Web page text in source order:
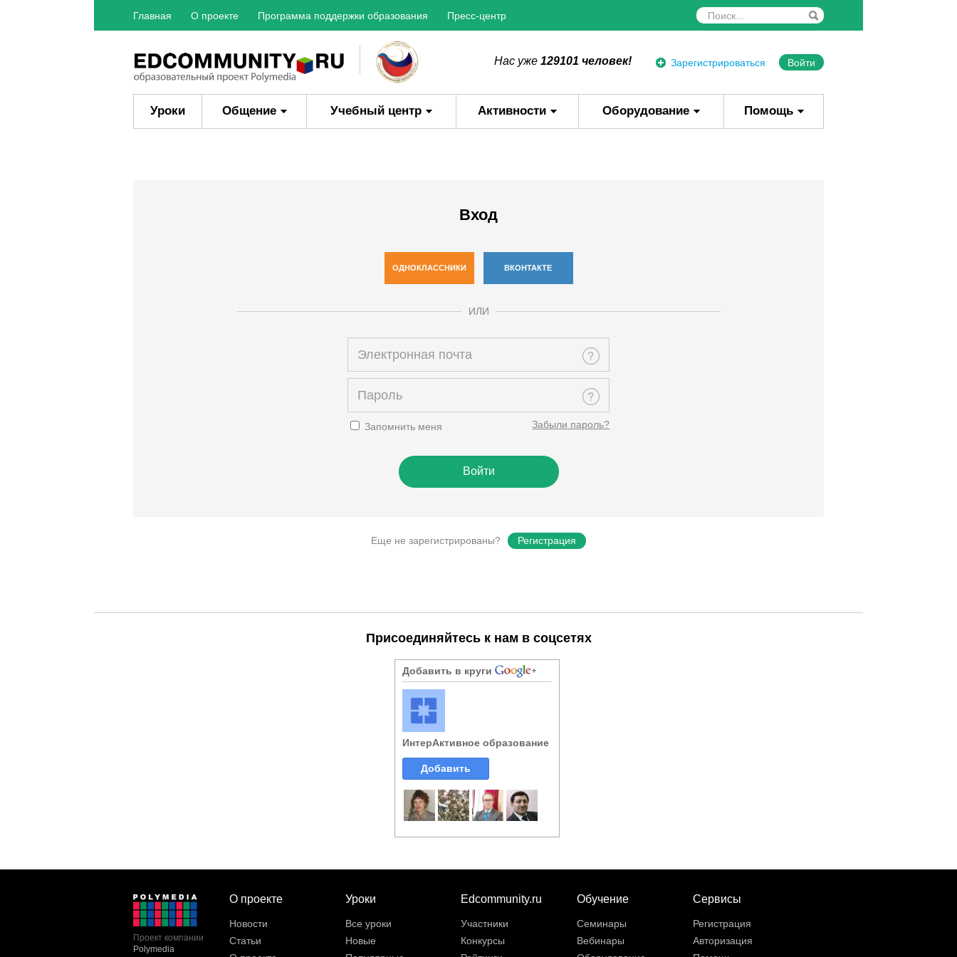
Главная О проекте Программа поддержки образования Пресс-центр
Зарегистрироваться Войти
Нас уже 129101 человек!
Уроки Общение Учебный центр Активности Оборудование Помощь
Вход
ОДНОКЛАССНИКИ ВКОНТАКТЕ
ИЛИ
Запомнить меня Забыли пароль?
Еще не зарегистрированы? Регистрация
Присоединяйтесь к нам в соцсетях
Добавить в круги
ИнтерАктивное образование
Добавить
Проект компании
Polymedia
О проекте
Новости
Статьи
Уроки
Все уроки
Новые
Edcommunity.ru
Участники
Конкурсы
Обучение
Семинары
Вебинары
Сервисы
Регистрация
Авторизация